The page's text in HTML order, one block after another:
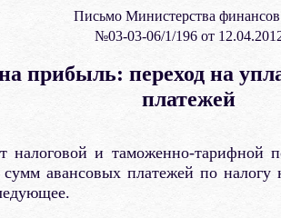
Письмо Министерства
№03-03-06/1/196 от
прибыль: переход на
платежей
налоговой и таможенно-
сумм авансовых платежей по налогу